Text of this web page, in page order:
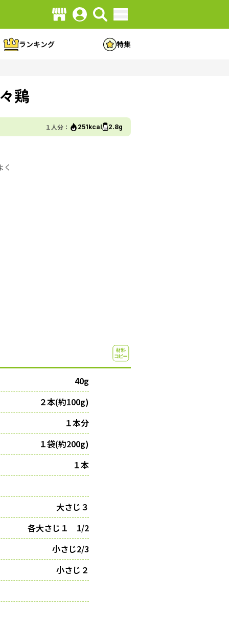
ランキング 特集
鶏
１人分： 251kcal 2.8g
く
40g
２本(約100g)
１本分
１袋(約200g)
１本
大さじ３
各大さじ１ 1/2
小さじ2/3
小さじ２